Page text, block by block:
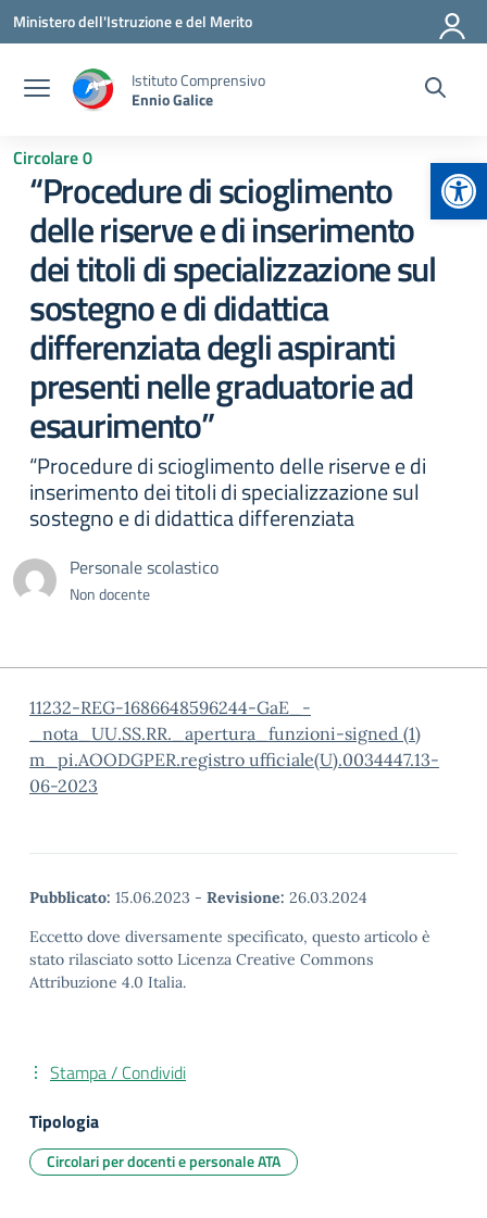
Vai ai contenuti
Vai al menu di navigazione
Vai al footer
Ministero dell'Istruzione e del Merito
Istituto Comprensivo
Ennio Galice
Circolare 0
“Procedure di scioglimento
delle riserve e di inserimento
dei titoli di specializzazione sul
sostegno e di didattica
differenziata degli aspiranti
presenti nelle graduatorie ad
esaurimento”
“Procedure di scioglimento delle riserve e di
inserimento dei titoli di specializzazione sul
sostegno e di didattica differenziata
Personale scolastico
Non docente
11232-REG-1686648596244-GaE_-
_nota_UU.SS.RR._apertura_funzioni-signed (1)
m_pi.AOODGPER.registro ufficiale(U).0034447.13-
06-2023
Pubblicato: 15.06.2023 - Revisione: 26.03.2024
Eccetto dove diversamente specificato, questo articolo è
stato rilasciato sotto Licenza Creative Commons
Attribuzione 4.0 Italia.
Stampa / Condividi
Tipologia
Circolari per docenti e personale ATA